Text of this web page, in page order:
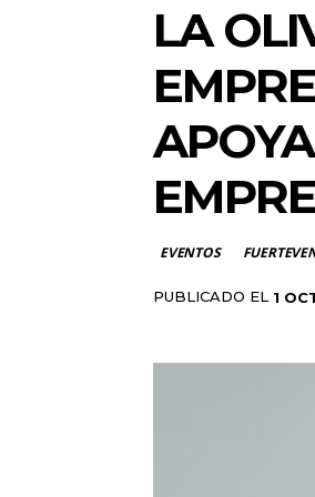
LA
EVENTOS
PUBLICADO EL 1